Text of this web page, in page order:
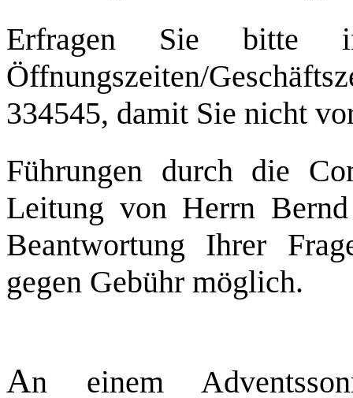
Erfragen Sie
Öffnungszeiten/
334545, damit Sie nicht
Führungen durch die
Leitung von Herrn
Beantwortung Ihrer
gegen Gebühr möglich.
An einem